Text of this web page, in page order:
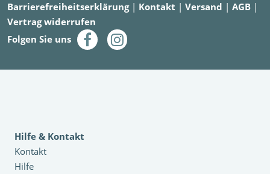
Barrierefreiheitserklärung| Kontakt | Versand | AGB |
Vertrag widerrufen
Folgen Sie uns
Hilfe & Kontakt
Kontakt
Hilfe